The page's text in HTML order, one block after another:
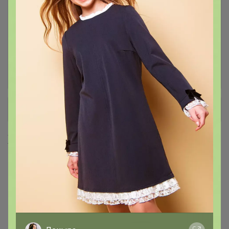
Лапша, макароны, фунчоза
Масло кокосовое, оливковое,
кунжутное, фритюрное
Мука панировочная, сухари,
+ Ещё 28 каталогов
Хиты продаж